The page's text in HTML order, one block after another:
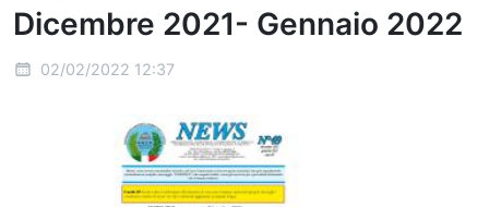
Dicembre 2021- Gennaio 2022
02/02/2022 12:37